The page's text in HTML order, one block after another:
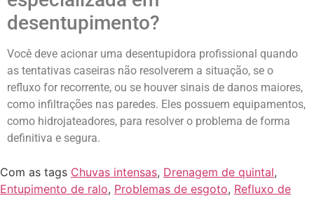
desentupimento?
Você deve acionar uma desentupidora profissional quando
as tentativas caseiras não resolverem a situação, se o
refluxo for recorrente, ou se houver sinais de danos maiores,
como infiltrações nas paredes. Eles possuem equipamentos,
como hidrojateadores, para resolver o problema de forma
definitiva e segura.
Com as tags Chuvas intensas, Drenagem de quintal,
Entupimento de ralo, Problemas de esgoto, Refluxo de